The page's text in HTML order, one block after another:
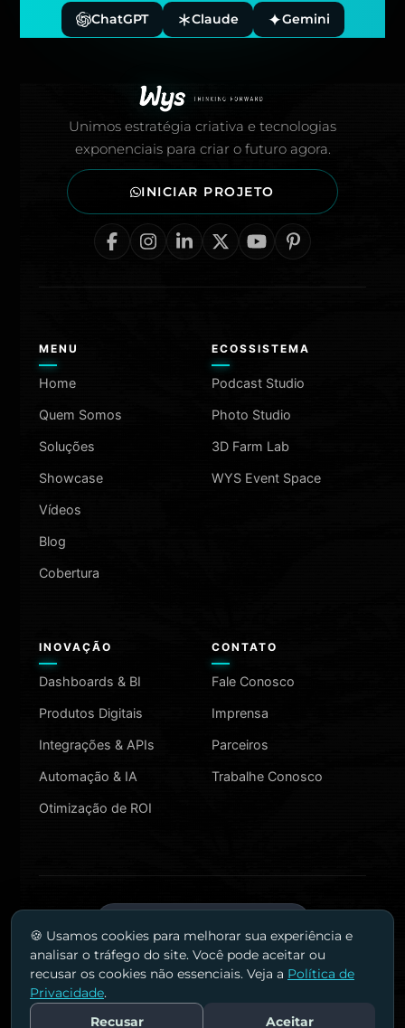
ChatGPT Claude Gemini
Unimos estratégia criativa e tecnologias
exponenciais para criar o futuro agora.
INICIAR PROJETO
MENU
Home
Quem Somos
Soluções
Showcase
Vídeos
Blog
Cobertura
ECOSSISTEMA
Podcast Studio
Photo Studio
3D Farm Lab
WYS Event Space
INOVAÇÃO
Dashboards & BI
Produtos Digitais
Integrações & APIs
Automação & IA
Otimização de ROI
CONTATO
Fale Conosco
Imprensa
Parceiros
Trabalhe Conosco
©2026Agência Wys. Todos os direitos reservados.
AGÊNCIA WYS LTDA | CNPJ 23.019.877/0001-20
Fale Conosco
🍪 Usamos cookies para melhorar sua experiência e
analisar o tráfego do site. Você pode aceitar ou
recusar os cookies não essenciais. Veja a Política de
Privacidade.
Recusar
Aceitar